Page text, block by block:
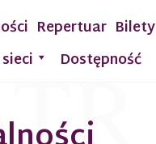
Repertuar Bilety
Dostępność